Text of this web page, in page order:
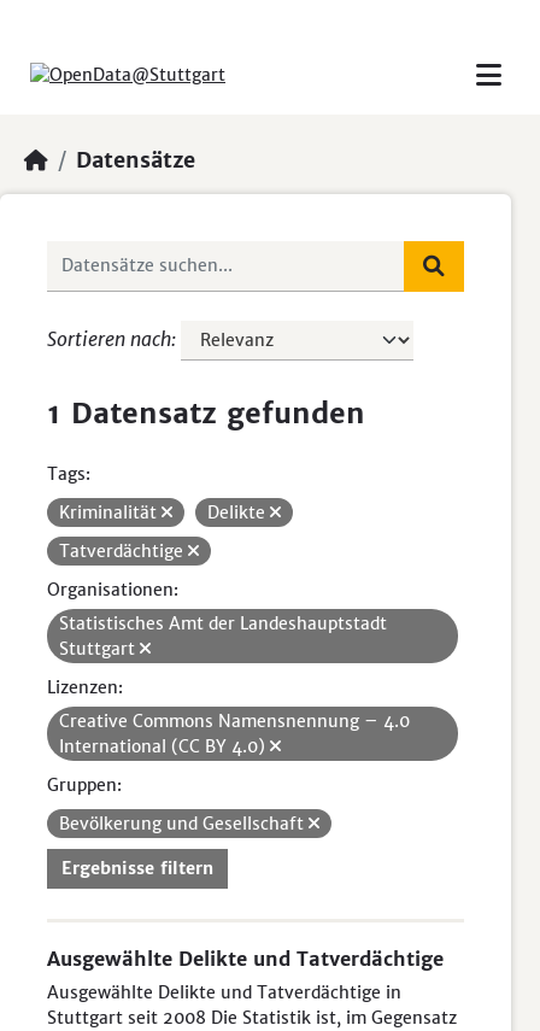
Datensätze
Sortieren nach
1 Datensatz gefunden
Tags:
Kriminalität
Delikte
Tatverdächtige
Organisationen:
Statistisches Amt der Landeshauptstadt
Stuttgart
Lizenzen:
Creative Commons Namensnennung – 4.0
International (CC BY 4.0)
Gruppen:
Bevölkerung und Gesellschaft
Ergebnisse filtern
Ausgewählte Delikte und Tatverdächtige
Ausgewählte Delikte und Tatverdächtige in
Stuttgart seit 2008 Die Statistik ist, im Gegensatz